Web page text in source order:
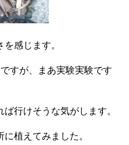
感じます。
すが、まあ実験実験です
行けそうな気がします。
植えてみました。